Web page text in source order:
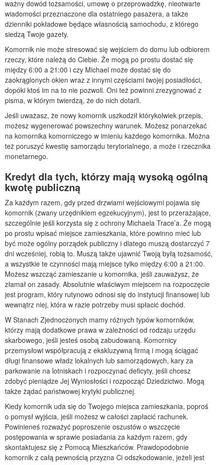
ważny dowód tożsamości, umowę o przeprowadzkę, nieotwarte
wiadomości przeznaczone dla ostatniego pasażera, a także
dzienniki pokładowe będące własnością samochodu, z którego
siedzą Twoje gazety.
Komornik nie może stresować się wejściem do domu lub odbiorem
rzeczy, które należą do Ciebie. Że mogą po prostu dostać się
między 6:00 a 21:00 i czy Michael może dostać się do
zaokrąglonych okien wraz z innymi częściami twojej posiadłości,
dopóki ktoś im na to nie pozwoli. Oni też powinni zrezygnować z
pisma, w którym twierdzą, że do nich dotarli.
Jeśli uważasz, że nowy komornik uszkodził którykolwiek przepis,
możesz wygenerować powszechny warunek. Możesz ponarzekać
na komornika komorniczego w imieniu każdego komornika. Można
też poruszyć kwestię samorządu terytorialnego, a może i rzecznika
monetarnego.
Kredyt dla tych, którzy mają wysoką ogólną
kwotę publiczną
Za każdym razem, gdy przed drzwiami wejściowymi pojawia się
komornik (zwany urzędnikiem egzekucyjnym), jest to przerażające,
szczególnie jeśli korzysta się z ochrony Michaela Trace’a. Że mogą
po prostu wpisać miejsce zamieszkania, które powinno mieć lub
być może ogólny porządek publiczny i dlatego muszą dostarczyć 7
dni wcześniej, robią to. Muszą także ujawnić Twoją byłą tożsamość,
a wszystkie te czynności mają miejsce tylko między 6:00 a 21:00.
Możesz wszcząć zamieszanie u komornika, jeśli zauważysz, że
złamał on zasady. Absolutnie właściwym miejscem na rozpoczęcie
jest program, który rutynowo odnosi się do instytucji finansowej lub
wewnątrz niej, która w razie potrzeby musi spłacić dochód.
W Stanach Zjednoczonych mamy różnych typów komorników,
którzy mają dodatkowe prawa w zależności od rodzaju urzędu
skarbowego, jeśli jesteś osobą zabudowaną. Komornicy
przemysłowi współpracują z ekskluzywną firmą i mogą ściągać
długi finansowe władz lokalnych lub samorządowych, kary za
parkowanie na lotniskach i rozpoczynać deficyty, jeśli chcesz
zdobyć pieniądze Jej Wyniosłości i rozpocząć Dziedzictwo. Mogą
także żądać państwowej krytyki publicznej.
Kiedy komornik uda się do Twojego miejsca zamieszkania, poproś
o pomysł wyjścia, jeśli możesz w całości zapłacić rachunek.
Powinieneś rozważyć poproszenie oszustów o wszczęcie
postępowania w sprawie posiadania za każdym razem, gdy
skontaktujesz się z Pomocą Mieszkańców. Prawdopodobnie
komornik z całą pewnością przyzna Ci odszkodowanie, jeżeli jest